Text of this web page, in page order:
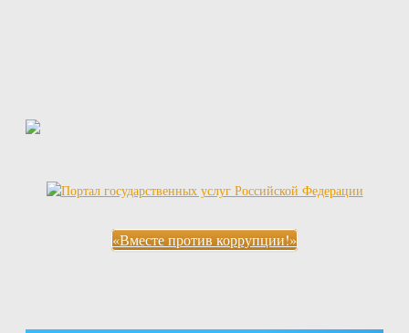
«Вместе против коррупции!»